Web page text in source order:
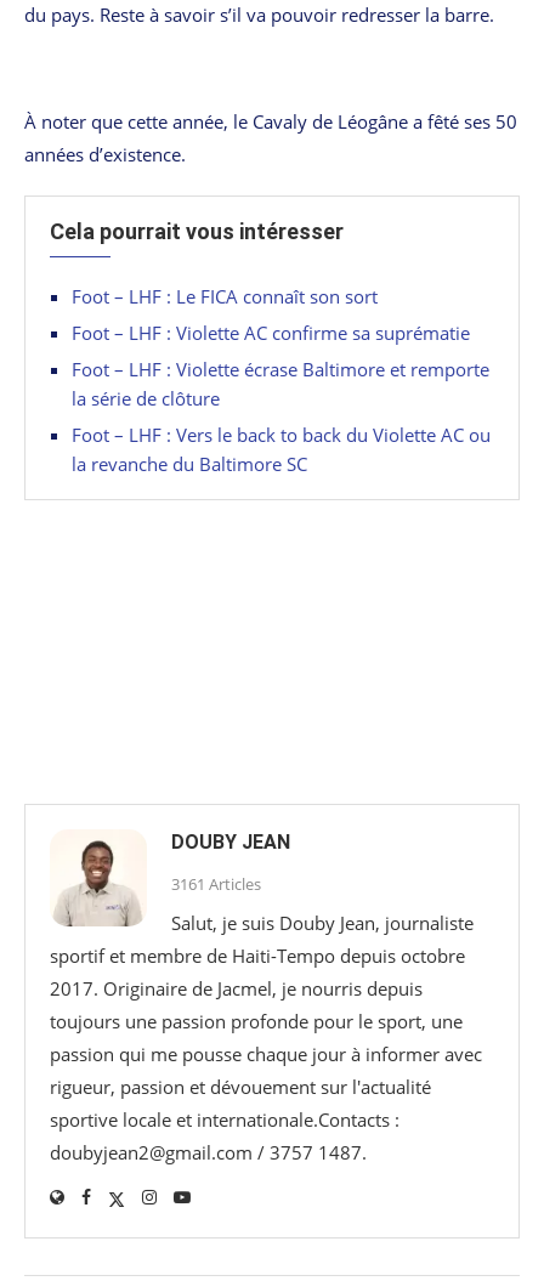
du pays. Reste à savoir s’il va pouvoir redresser la barre.
À noter que cette année, le Cavaly de Léogâne a fêté ses 50
années d’existence.
Cela pourrait vous intéresser
Foot – LHF : Le FICA connaît son sort
Foot – LHF : Violette AC confirme sa suprématie
Foot – LHF : Violette écrase Baltimore et remporte
la série de clôture
Foot – LHF : Vers le back to back du Violette AC ou
la revanche du Baltimore SC
DOUBY JEAN
3161 Articles
Salut, je suis Douby Jean, journaliste
sportif et membre de Haiti-Tempo depuis octobre
2017. Originaire de Jacmel, je nourris depuis
toujours une passion profonde pour le sport, une
passion qui me pousse chaque jour à informer avec
rigueur, passion et dévouement sur l'actualité
sportive locale et internationale.Contacts :
doubyjean2@gmail.com / 3757 1487.